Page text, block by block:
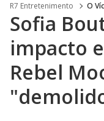
R7 Entretenimento O
Sofia
impacto
Rebel